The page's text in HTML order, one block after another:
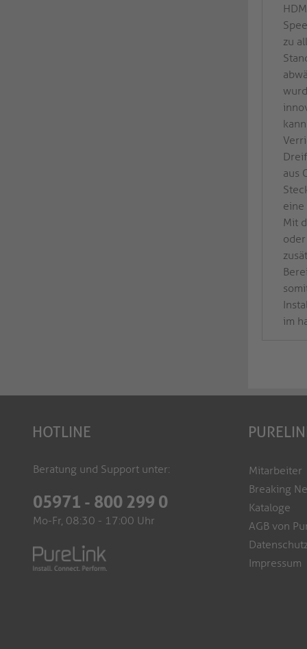
zu
aus
eine
Mit
im
HOTLINE
Beratung und Support unter:
05971 - 800 299 0
Mo-Fr, 08:30 - 17:00 Uhr
Mitarbeiter
Breaking
Kataloge
AGB von
Impressum